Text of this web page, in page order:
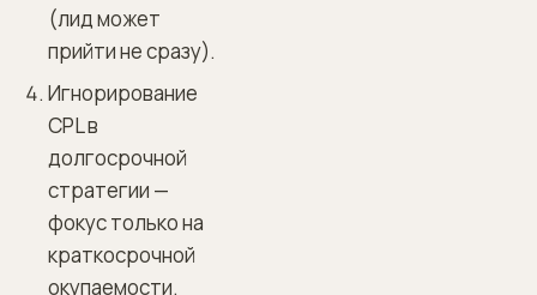
(лид может
прийти не сразу).
Игнорирование
CPL в
долгосрочной
стратегии —
фокус только на
краткосрочной
окупаемости.